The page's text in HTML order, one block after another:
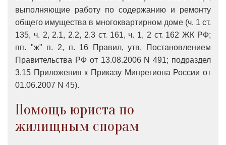
выполняющие работу по содержанию и ремонту
общего имущества в многоквартирном доме (ч. 1 ст.
135, ч. 2, 2.1, 2.2, 2.3 ст. 161, ч. 1, 2 ст. 162 ЖК РФ;
пп. "ж" п. 2, п. 16 Правил, утв. Постановлением
Правительства РФ от 13.08.2006 N 491; подраздел
3.15 Приложения к Приказу Минрегиона России от
01.06.2007 N 45).
Помощь юриста по
жилищным спорам